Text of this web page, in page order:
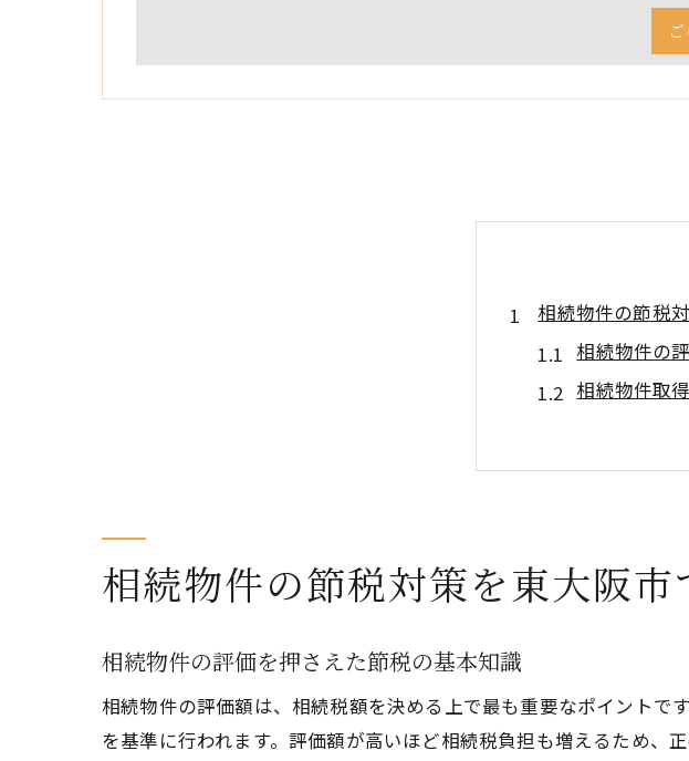
相続物件の節税
相続物件の
相続物件取
相続物件の
不動産相続
相続物件と
相続物件の
相続物件の
相続物件の節税対策を東大阪市
相続物件の評価を押さえた節税の基本知識
相続物件の評価額は、相続税額を決める上で最も重要なポイント
を基準に行われます。評価額が高いほど相続税負担も増えるため、